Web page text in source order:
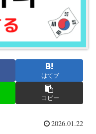
はてブ
コピー
2026.01.22